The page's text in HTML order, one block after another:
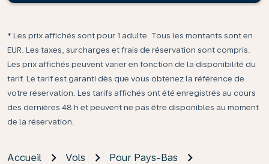
* Les prix affichés sont pour 1 adulte. Tous les montants sont en
EUR. Les taxes, surcharges et frais de réservation sont compris.
Les prix affichés peuvent varier en fonction de la disponibilité du
tarif. Le tarif est garanti dès que vous obtenez la référence de
votre réservation. Les tarifs affichés ont été enregistrés au cours
des dernières 48 h et peuvent ne pas être disponibles au moment
de la réservation.
Accueil Vols
Pour Pays-Bas